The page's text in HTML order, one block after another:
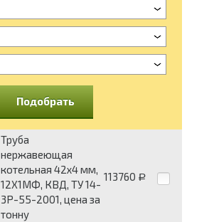
Подобрать
Труба
нержавеющая
котельная 42х4 мм,
12Х1МФ, КВД, ТУ 14-
3Р-55-2001, цена за
тонну
113760 Р